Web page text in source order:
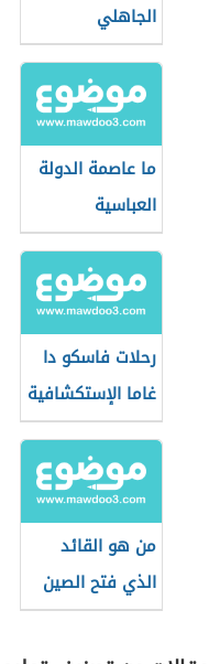
الجاهلي
ما عاصمة الدولة
العباسية
رحلات فاسكو دا
غاما الإستكشافية
من هو القائد
الذي فتح الصين